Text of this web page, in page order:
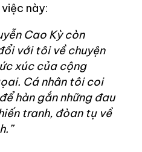
này:
Cao Kỳ còn
với tôi về chuyện
xúc của cộng
Cá nhân tôi coi
hàn gắn những đau
tranh, đòan tụ về